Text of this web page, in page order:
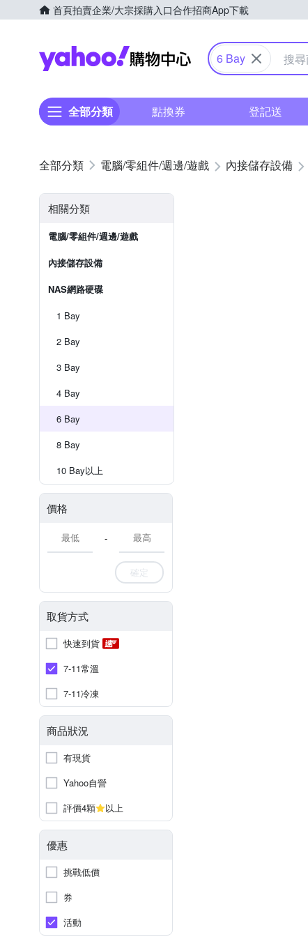
首頁拍賣企業/大宗採購入口合作招商App下載
Yahoo購物中心
6 Bay
全部分類 點換券 登記送
電腦/零組件/週邊/遊戲 內接儲存設備
相關分類
電腦/零組件/週邊/遊戲
內接儲存設備
NAS網路硬碟
1 Bay
2 Bay
3 Bay
4 Bay
6 Bay
8 Bay
10 Bay以上
價格
-
確定
取貨方式
快速到貨
7-11常溫
7-11冷凍
商品狀況
有現貨
Yahoo自營
評價4顆
以上
優惠
挑戰低價
券
活動